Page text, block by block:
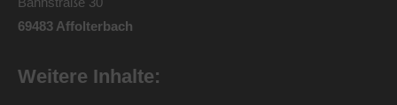
69483 Affolterbach
Weitere Inhalte: